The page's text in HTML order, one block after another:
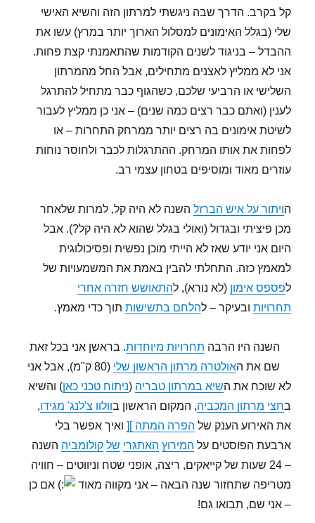
קל בקרב. הדרך שבה ניגשתי למרתון הזה והשיא האישי
שלי (בגלל האימונים למסלול הארוך יותר במרץ) עשו את
ההבדל – בניגוד לשנים הקודמות שהתאמנתי קצת פחות.
אני לא ממליץ לאצנים מתחילים, אבל החל מהמרתון
השלישי או הרביעי שלכם, כשהגוף כבר מתחיל להתרגל
לענין (ואתם כבר רצים כמה שנים) – אני כן ממליץ לעבור
לשיטת אימונים בה רצים יותר ממרחק התחרות – או
לפחות את אותו המרחק. ההתרגלות לכבר ולחוסר נוחות
עוזרים מאוד ומוסיפים בטחון עצמי רב.
הויתור על איש הברזל השנה לא היה קל, למרות שלאחר
מכן פיציתי ובגדול (ואולי בגלל שהוא לא היה קל?). אבל
היום אני יודע שאז לא הייתי מוכן נפשית ופסיכולוגית
למאמץ כזה. התחלתי להבין באמת את המשמעויות של
לפספס אימון (לא נורא), להתאושש חזרה אחרי
תחרויות ובעיקר – להלחם בתשישות תוך כדי מאמץ.
השנה היו הרבה תחרויות מיוחדות. בראשן אני בכל זאת
שם את האולטרה מרתון הראשון שלי
(80 ק"מ), אבל אני
לא שוכח את השיא במרתון טבריה (ניתוח טכני כאן) והשיא
בחצי מרתון המכביה, המקום הראשון בוולוו צ'לנג' מגידו,
את האירוע הענק של הפרה המתה ][ ואיך אפשר בלי
ארבעת הפוסטים על המירוץ האתגרי של קולומביה השנה
– 24 שעות של קייאקים, ריצה, אופני שטח וניווטים – חוויה
מטריפה שתחזור שנה הבאה – אני מקווה מאוד
אם כן
– אני שם, תבואו גם!